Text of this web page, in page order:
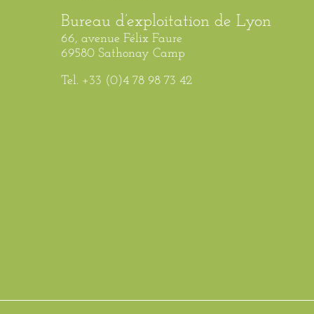
Bureau d’exploitation de Lyon
66, avenue Félix Faure
69580 Sathonay Camp
Tel. +33 (0)4 78 98 73 42